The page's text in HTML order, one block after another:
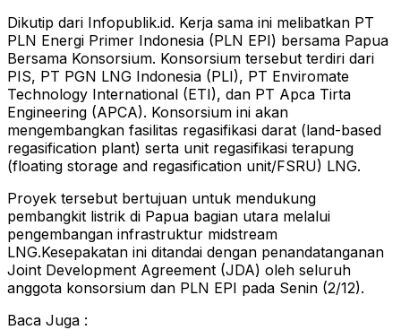
Dikutip dari Infopublik.id. Kerja sama ini melibatkan PT
PLN Energi Primer Indonesia (PLN EPI) bersama Papua
Bersama Konsorsium. Konsorsium tersebut terdiri dari
PIS, PT PGN LNG Indonesia (PLI), PT Enviromate
Technology International (ETI), dan PT Apca Tirta
Engineering (APCA). Konsorsium ini akan
mengembangkan fasilitas regasifikasi darat (land-based
regasification plant) serta unit regasifikasi terapung
(floating storage and regasification unit/FSRU) LNG.
Proyek tersebut bertujuan untuk mendukung
pembangkit listrik di Papua bagian utara melalui
pengembangan infrastruktur midstream
LNG.Kesepakatan ini ditandai dengan penandatanganan
Joint Development Agreement (JDA) oleh seluruh
anggota konsorsium dan PLN EPI pada Senin (2/12).
Baca Juga :